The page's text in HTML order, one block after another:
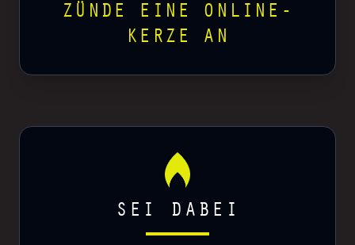
ZÜNDE EINE ONLINE-
KERZE AN
SEI DABEI